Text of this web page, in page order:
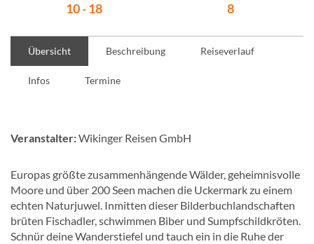
10 - 18 8
Übersicht Beschreibung Reiseverlauf
Infos Termine
Veranstalter:Wikinger Reisen GmbH
Europas größte zusammenhängende Wälder, geheimnisvolle
Moore und über 200 Seen machen die Uckermark zu einem
echten Naturjuwel. Inmitten dieser Bilderbuchlandschaften
brüten Fischadler, schwimmen Biber und Sumpfschildkröten.
Schnür deine Wanderstiefel und tauch ein in die Ruhe der